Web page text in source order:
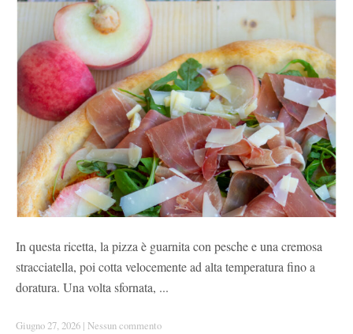
In questa ricetta, la pizza è guarnita con pesche e una cremosa
stracciatella, poi cotta velocemente ad alta temperatura fino a
doratura. Una volta sfornata, ...
Giugno 27, 2026 | Nessun commento